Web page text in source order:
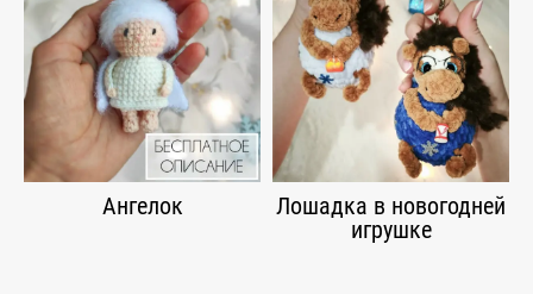
Ангелок
Лошадка в новогодней
игрушке